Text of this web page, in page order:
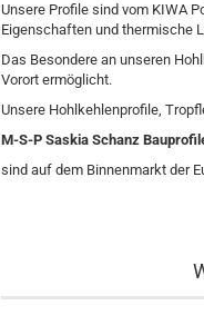
Unsere Profile sind vom KIWA
Eigenschaften und thermische
Das Besondere an unseren
Vorort ermöglicht.
Unsere Hohlkehlenprofile,
M-S-P Saskia Schanz
sind auf dem Binnenmarkt der